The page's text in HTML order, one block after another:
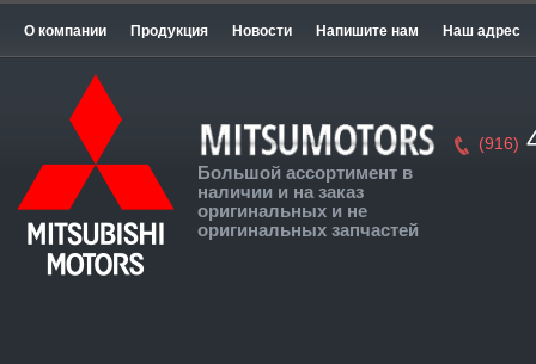
О компании Продукция Новости Напишите нам Наш адрес
Большой ассортимент в
наличии и на заказ
оригинальных и не
оригинальных запчастей
(916)